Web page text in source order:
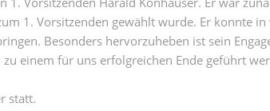
1. Vorsitzenden gewählt wurde. Er konnte
Besonders hervorzuheben ist sein
einem für uns erfolgreichen Ende geführt
statt.